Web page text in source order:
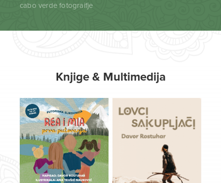
cabo verde fotograifje
Knjige & Multimedija